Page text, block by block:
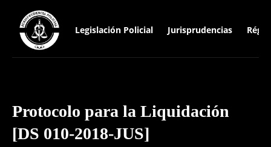
Legislación Policial Jurisprudencias
Protocolo para la Liquidación
[DS 010-2018-JUS]